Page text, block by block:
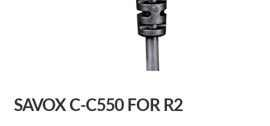
SAVOX C-C550 FOR R2